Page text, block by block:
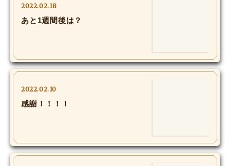
2022.02.18
あと1週間後は？
2022.02.10
感謝！！！！
#Throwback
Monostagram
DOWNLOAD